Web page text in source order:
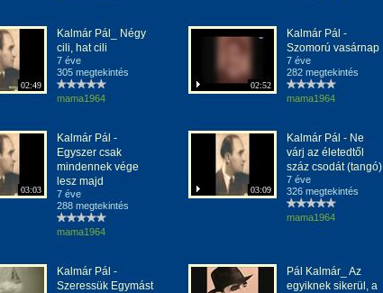
02:49
Kalmár Pál_ Négy
cili, hat cili
7 éve
305 megtekintés
mama1964
02:52
Kalmár Pál -
Szomorú vasárnap
7 éve
282 megtekintés
mama1964
03:03
Kalmár Pál -
Egyszer csak
mindennek vége
lesz majd
7 éve
288 megtekintés
mama1964
03:09
Kalmár Pál - Ne
várj az életedtől
száz csodát (tangó)
7 éve
326 megtekintés
mama1964
Kalmár Pál -
Szeressük Egymást
Pál Kalmár_ Az
egyiknek sikerül, a